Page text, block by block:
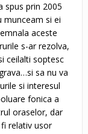
prin 2005
munceam si ei
aceste
s-ar rezolva,
ceilalti soptesc
sa nu va
si interesul
fonica a
oraselor, dar
relativ usor